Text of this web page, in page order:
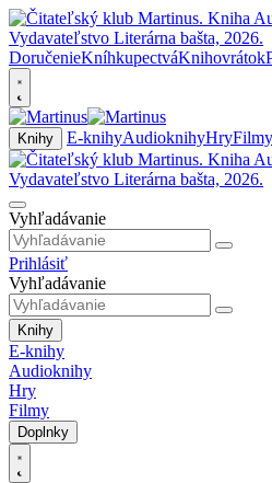
DoručenieKníhkupectváKnihovrátok
Knihy E-knihyAudioknihyHryFilmy
Vyhľadávanie
Prihlásiť
Vyhľadávanie
Knihy
E-knihy
Audioknihy
Hry
Filmy
Doplnky